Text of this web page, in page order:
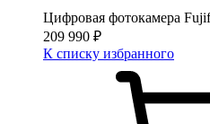
Цифровая фотокамера
209 990 ₽
К списку избранного